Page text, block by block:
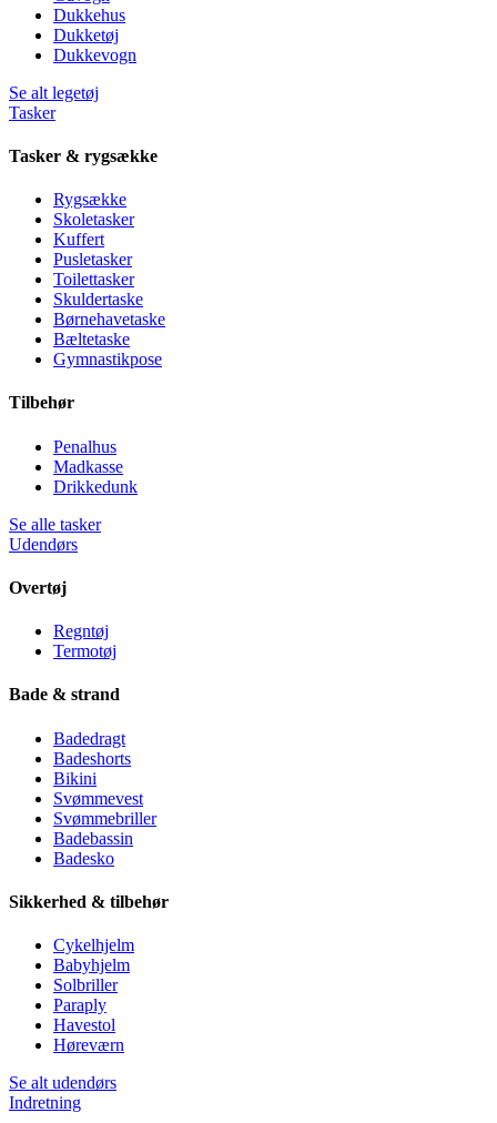
Dukkehus
Dukketøj
Dukkevogn
Se alt legetøj
Tasker
Tasker & rygsække
Rygsække
Skoletasker
Kuffert
Pusletasker
Toilettasker
Skuldertaske
Børnehavetaske
Bæltetaske
Gymnastikpose
Tilbehør
Penalhus
Madkasse
Drikkedunk
Se alle tasker
Udendørs
Overtøj
Regntøj
Termotøj
Bade & strand
Badedragt
Badeshorts
Bikini
Svømmevest
Svømmebriller
Badebassin
Badesko
Sikkerhed & tilbehør
Cykelhjelm
Babyhjelm
Solbriller
Paraply
Havestol
Høreværn
Se alt udendørs
Indretning